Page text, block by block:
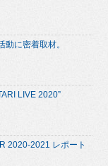
動に密着取材。
LIVE 2020”
2020-2021 レポート